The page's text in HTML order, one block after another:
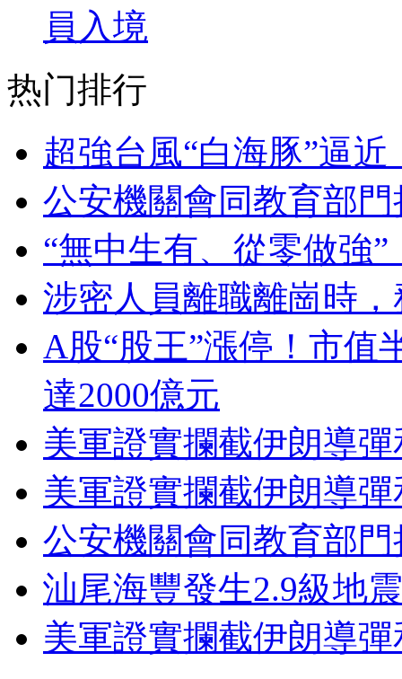
員入境
热门排行
超強台風“白海豚”逼
公安機關會同教育部
“無中生有、從零做強
涉密人員離職離崗時
A股“股王”漲停！市值
達2000億元
美軍證實攔截伊朗導
美軍證實攔截伊朗導
公安機關會同教育部
汕尾海豐發生2.9級地
美軍證實攔截伊朗導